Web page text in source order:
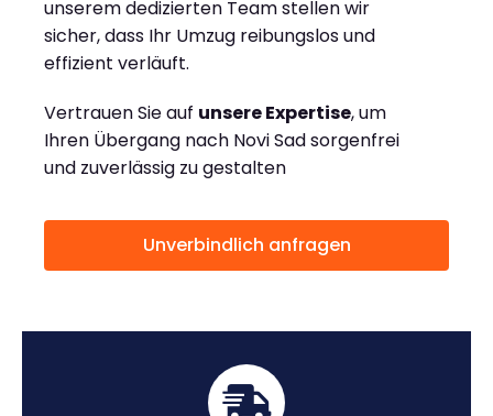
unserem dedizierten Team stellen wir
sicher, dass Ihr Umzug reibungslos und
effizient verläuft.
Vertrauen Sie auf unsere Expertise, um
Ihren Übergang nach Novi Sad sorgenfrei
und zuverlässig zu gestalten
Unverbindlich anfragen